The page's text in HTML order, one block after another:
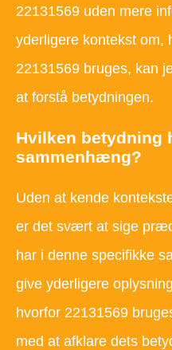
22131569 uden mere
yderligere kontekst om,
22131569 bruges, kan
at forstå betydningen.
Hvilken betydning
sammenhæng?
Uden at kende
er det svært at sige
har i denne specifikke
give yderligere
hvorfor 22131569
med at afklare dets